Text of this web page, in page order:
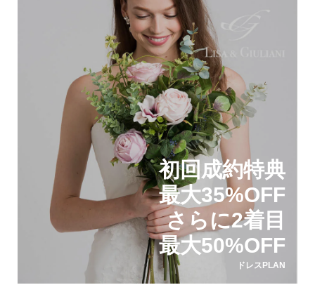
初回成約特典
最大35%OFF
さらに2着目
最大50%OFF
ドレスPLAN